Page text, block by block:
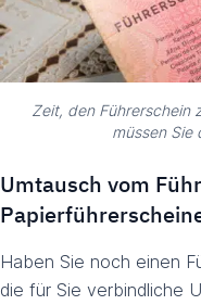
Zeit, den Führerschein
müssen Sie
Umtausch vom
Haben Sie noch einen
die für Sie verbindliche